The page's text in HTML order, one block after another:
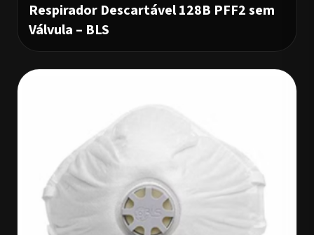
Respirador Descartável 128B PFF2 sem
Válvula – BLS